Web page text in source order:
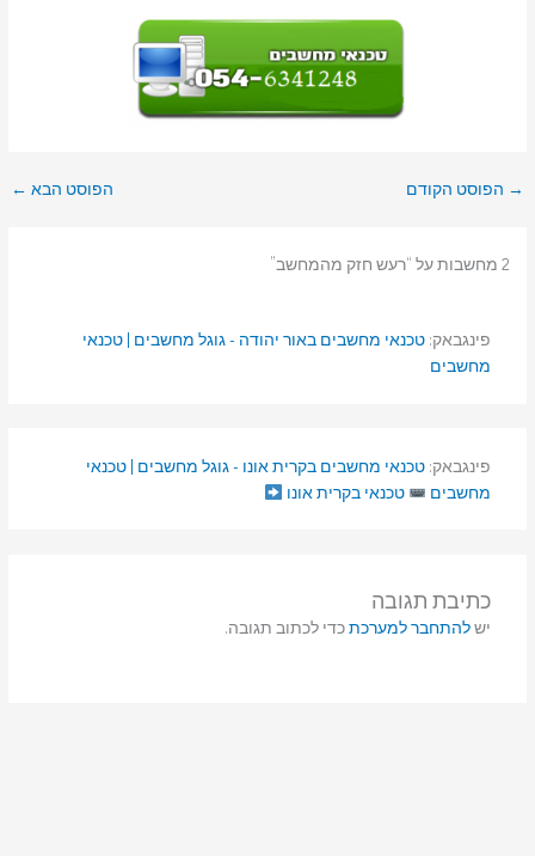
→ הפוסט הקודם הפוסט הבא ←
2 מחשבות על “רעש חזק מהמחשב”
פינגבאק: טכנאי מחשבים באור יהודה - גוגל מחשבים | טכנאי
מחשבים
פינגבאק: טכנאי מחשבים בקרית אונו - גוגל מחשבים | טכנאי
מחשבים
טכנאי בקרית אונו
כתיבת תגובה
ישלהתחבר למערכתכדי לכתוב תגובה.